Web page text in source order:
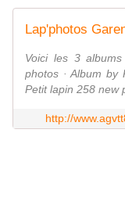
Voici les 3
photos · Album by
Petit lapin 258 new
http://